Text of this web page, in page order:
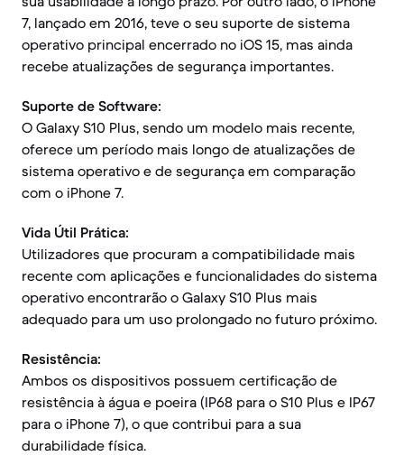
7, lançado em 2016, teve o seu suporte de sistema
operativo principal encerrado no iOS 15, mas ainda
recebe atualizações de segurança importantes.
Suporte de Software:
O Galaxy S10 Plus, sendo um modelo mais recente,
oferece um período mais longo de atualizações de
sistema operativo e de segurança em comparação
com o iPhone 7.
Vida Útil Prática:
Utilizadores que procuram a compatibilidade mais
recente com aplicações e funcionalidades do sistema
operativo encontrarão o Galaxy S10 Plus mais
adequado para um uso prolongado no futuro próximo.
Resistência:
Ambos os dispositivos possuem certificação de
resistência à água e poeira (IP68 para o S10 Plus e IP67
para o iPhone 7), o que contribui para a sua
durabilidade física.